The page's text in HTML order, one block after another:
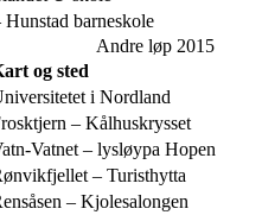
barneskole
Andre løp 2015
og sted
i Nordland
– Kålhuskrysset
Vatnet – lysløypa Hopen
– Turisthytta
– Kjolesalongen